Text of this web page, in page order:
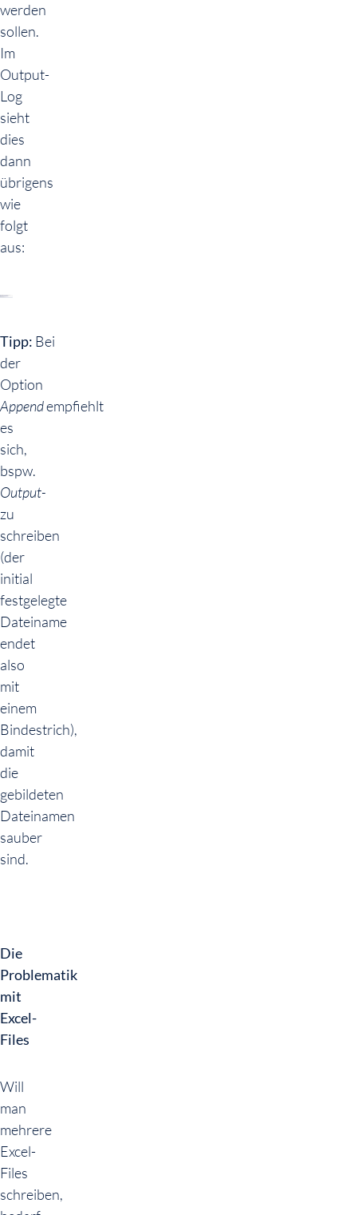
werden
sollen.
Im
Output-
Log
sieht
dies
dann
übrigens
wie
folgt
aus:
Tipp: Bei
der
Option
Appendempfiehlt
es
sich,
bspw.
Output-
zu
schreiben
(der
initial
festgelegte
Dateiname
endet
also
mit
einem
Bindestrich),
damit
die
gebildeten
Dateinamen
sauber
sind.
Die
Problematik
mit
Excel-
Files
Will
man
mehrere
Excel-
Files
schreiben,